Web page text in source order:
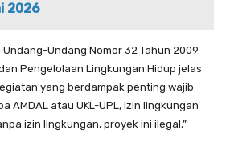
2026
Undang-Undang Nomor 32 Tahun 2009
Pengelolaan Lingkungan Hidup jelas
yang berdampak penting wajib
AMDAL atau UKL-UPL, izin lingkungan
izin lingkungan, proyek ini ilegal,”